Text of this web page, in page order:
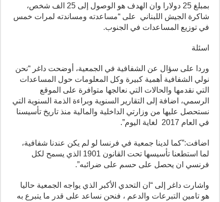
بمبلغ 25 دولارا وان الهدف هو الوصول إلى 25 الف شخص،
شاكرة الجيش اللبناني على “مساعدته ومساندته لمرات خمس
في توزيع المساعدات في الجنوب.
اسئلة
وردا على سؤال عن الشفافية في الجمعية، أوضحت داغر “نحن
نولي الشفافية أهمية كبيرة وكل المعلومات حول المساعدات
التي نقدمها والحالات التي نعالجها متوافرة على الموقع
الرسمي، اضافة إلى التقارير السنوية وبراءة الذمة السنوية التي
نستحصل عليها من وزارتي الداخلية والمالية منذ تاريخ تأسيسنا
في العام 2017 لغاية اليوم”.
اضافت:”كما لدينا جمعية في فرنسا لو لم يكن عندنا شفافية،
لما استطعنا تأسيسها تحت القانون 1901 الذي يسمح لكل
فرنسي ان يحصل على حسم على ضرائبه”.
واشارت داغر إلى “ان التحدي الأكبر الذي يواجه الجمعية حاليا
هو تامين التبرعات والدعم ، فنحن نساعد على قدر ما يتبرع به